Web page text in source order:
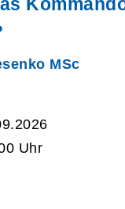
MSc
Uhr